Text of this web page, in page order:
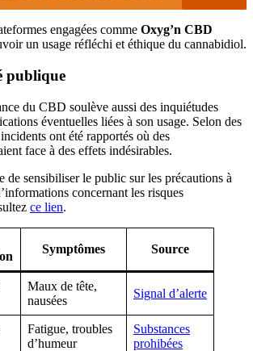
engagées comme Oxyg’n CBD
un usage réfléchi et éthique du cannabidiol.
publique
du CBD soulève aussi des inquiétudes
éventuelles liées à son usage. Selon des
ont été rapportés où des
face à des effets indésirables.
de sensibiliser le public sur les précautions à
concernant les risques
ce lien.
Symptômes Source
Maux de tête,
nausées
Signal d’alerte
Fatigue, troubles
d’humeur
Substances
prohibées